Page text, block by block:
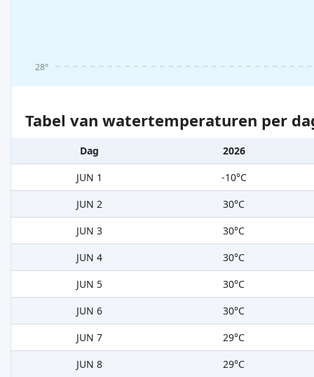
28°
Tabel van watertemperaturen per
Dag
2026
JUN 1
-10°C
JUN 2
30°C
JUN 3
30°C
JUN 4
30°C
JUN 5
30°C
JUN 6
30°C
JUN 7
29°C
JUN 8
29°C